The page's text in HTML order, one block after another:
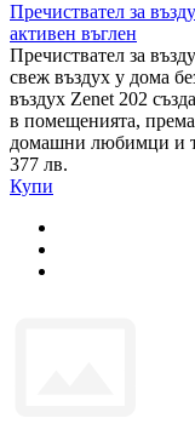
Пречиствател за
активен въглен
Пречиствател за
свеж въздух у дома
въздух Zenet 202
в помещенията,
домашни любимци и
377 лв.
Купи